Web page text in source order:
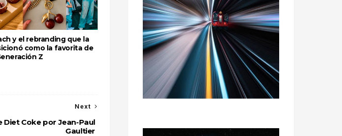
y el rebranding que la
como la favorita de
Z
Next
Diet Coke por Jean-Paul
Gaultier